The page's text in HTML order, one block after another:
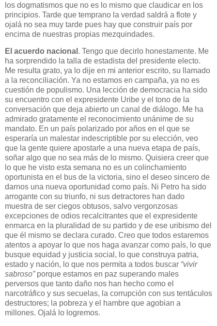
los dogmatismos que no es lo mismo que claudicar en los
principios. Tarde que temprano la verdad saldrá a flote y
ojalá no sea muy tarde pues hay que construir país por
encima de nuestras propias mezquindades.
El acuerdo nacional . Tengo que decirlo honestamente. Me
ha sorprendido la talla de estadista del presidente electo.
Me resulta grato, ya lo dije en mi anterior escrito, su llamado
a la reconciliación. Ya no estamos en campaña, ya no es
cuestión de populismo. Una lección de democracia ha sido
su encuentro con el expresidente Uribe y el tono de la
conversación que deja abierto un canal de diálogo. Me ha
admirado gratamente el reconocimiento unánime de su
mandato. En un país polarizado por años en el que se
esperaría un malestar indescriptible por su elección, veo
que la gente quiere apostarle a una nueva etapa de país,
soñar algo que no sea más de lo mismo. Quisiera creer que
lo que he visto esta semana no es un colinchamiento
oportunista en el bus de la victoria, sino el deseo sincero de
darnos una nueva oportunidad como país. Ni Petro ha sido
arrogante con su triunfo, ni sus detractores han dado
muestra de ser ciegos obtusos, salvo vergonzosas
excepciones de odios recalcitrantes que el expresidente
enmarca en la pluralidad de su partido y de ese uribismo del
que él mismo se declara curado. Creo que todos estaremos
atentos a apoyar lo que nos haga avanzar como país, lo que
busque equidad y justicia social, lo que construya patria,
estado y nación, lo que nos permita a todos buscar “vivir
sabroso”porque estamos en paz superando males
perversos que tanto daño nos han hecho como el
narcotráfico y sus secuelas, la corrupción con sus tentáculos
destructores; la pobreza y el hambre que agobian a
millones. Ojalá lo logremos.